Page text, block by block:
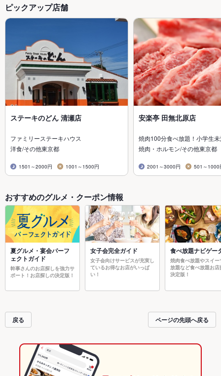
ピックアップ店舗
ステーキのどん 清瀬店
ファミリーステーキハウス
洋食/その他東京都
1501～2000円 1001～1500円
安楽亭 田無北原店
焼肉100分食べ放題！小学生
焼肉・ホルモン/その他東京都
2001～3000円 501～1000
おすすめのグルメ・クーポン情報
夏グルメ・宴会パーフ
ェクトガイド
幹事さんのお店探しを強力サ
ポート！お店探しの決定版！
女子会完全ガイド
女子会向けサービスが充実し
ているお得なお店がいっぱ
い！
食べ放題ナビゲー
焼肉食べ放題やスイー
放題など食べ放題お店
決定版！
戻る ページの先頭へ戻る